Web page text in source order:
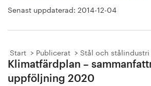
Senast uppdaterad: 2014-12-04
Start Publicerat Stål och stålindustri
Klimatfärdplan –
uppföljning 2020